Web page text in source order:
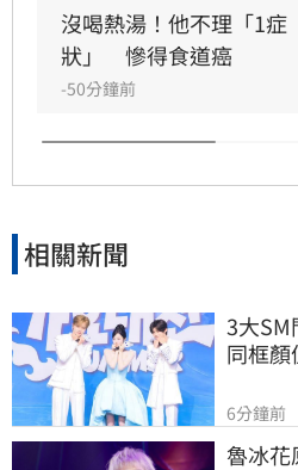
沒喝熱湯！他不理「1症
狀」　慘得食道癌
-50分鐘前
相關新聞
3大SM
同框顏
6分鐘前
魯冰